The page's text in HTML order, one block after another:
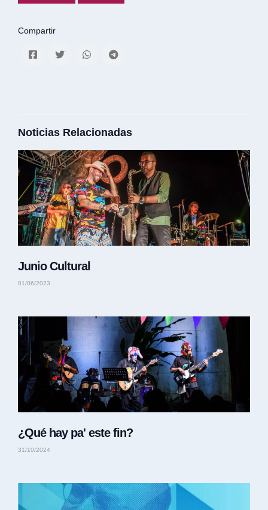
Compartir
Noticias Relacionadas
Junio Cultural
01/06/2023
¿Qué hay pa' este fin?
31/10/2024